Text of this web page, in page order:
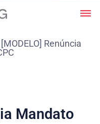
[MODELO] Renúncia
Mandato